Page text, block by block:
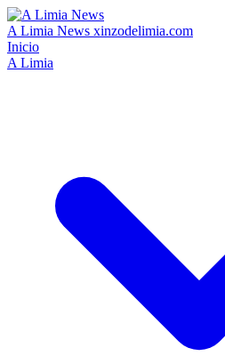
A Limia News xinzodelimia.com
Inicio
A Limia